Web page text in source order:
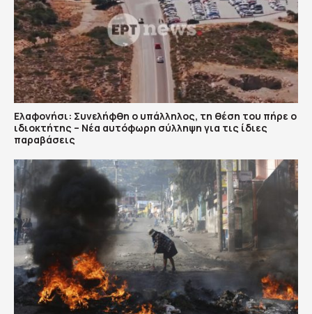
Ελαφονήσι: Συνελήφθη ο υπάλληλος, τη θέση του πήρε ο
ιδιοκτήτης – Νέα αυτόφωρη σύλληψη για τις ίδιες
παραβάσεις